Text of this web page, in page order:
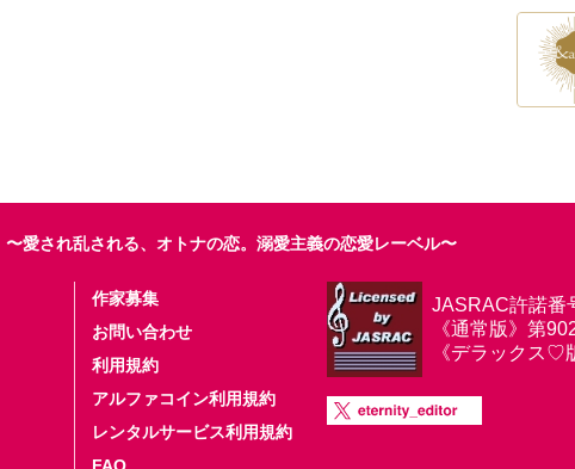
〜愛され乱される、オトナの恋。溺愛主義の恋愛レーベル〜
作家募集
お問い合わせ
利用規約
アルファコイン利用規約
レンタルサービス利用規約
JASRAC許諾番
《通常版》第
《デラックス♡